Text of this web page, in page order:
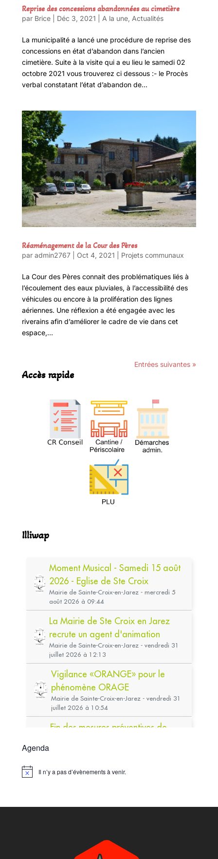
Reprise des concessions abandonnées au cimetière
par Brice| Déc 3, 2021 A la une, Actualités
La municipalité a lancé une procédure de reprise des
concessions en état d’abandon dans l’ancien
cimetière. Suite à la visite qui a eu lieu le samedi 02
octobre 2021 vous trouverez ci dessous :- le Procès
verbal constatant l’état d’abandon de...
Réaménagement de la Cour des Pères
par admin2767| Oct 4, 2021 Projets communaux
La Cour des Pères connait des problématiques liés à
l’écoulement des eaux pluviales, à l’accessibilité des
véhicules ou encore à la prolifération des lignes
aériennes. Une réflexion a été engagée avec les
riverains afin d’améliorer le cadre de vie dans cet
espace,...
Entrées suivantes »
Accès rapide
Illiwap
Agenda
Notice Il n’y a pas d’évènements à venir.